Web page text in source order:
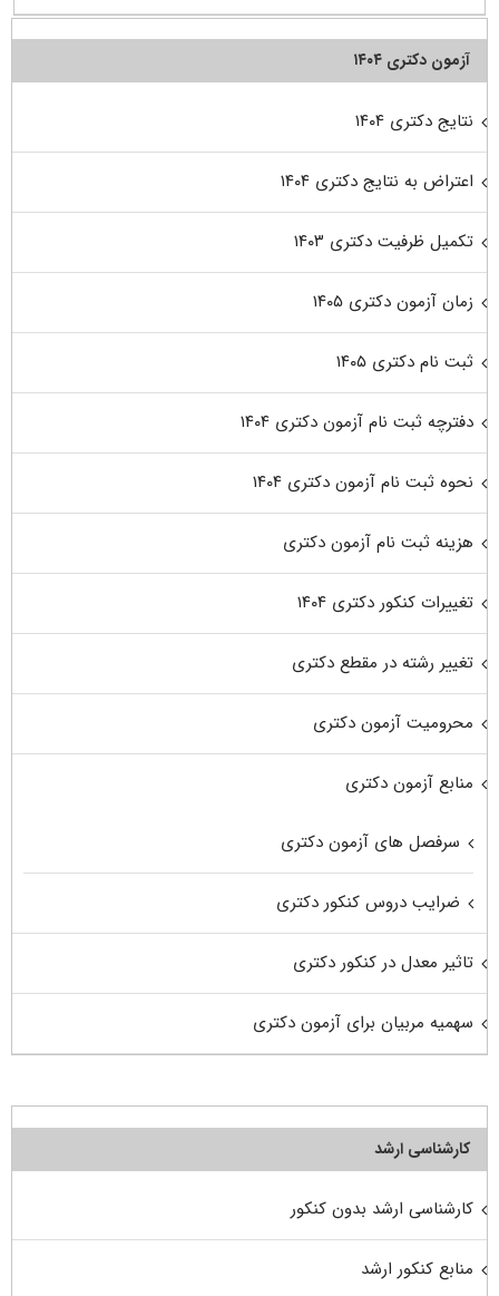
آزمون دکتری ۱۴۰۴
نتایج دکتری ۱۴۰۴
اعتراض به نتایج دکتری ۱۴۰۴
تکمیل ظرفیت دکتری ۱۴۰۳
زمان آزمون دکتری ۱۴۰۵
ثبت نام دکتری ۱۴۰۵
دفترچه ثبت نام آزمون دکتری ۱۴۰۴
نحوه ثبت نام آزمون دکتری ۱۴۰۴
هزینه ثبت نام آزمون دکتری
تغییرات کنکور دکتری ۱۴۰۴
تغییر رشته در مقطع دکتری
محرومیت آزمون دکتری
منابع آزمون دکتری
سرفصل های آزمون دکتری
ضرایب دروس کنکور دکتری
تاثیر معدل در کنکور دکتری
سهمیه مربیان برای آزمون دکتری
کارشناسی ارشد
کارشناسی ارشد بدون کنکور
منابع کنکور ارشد